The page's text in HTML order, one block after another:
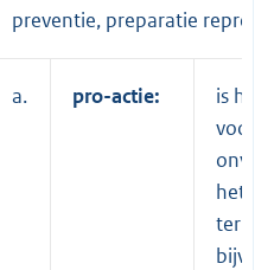
preventie, preparatie
a. pro-actie:
is het
het